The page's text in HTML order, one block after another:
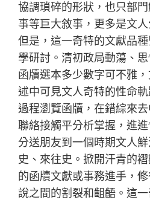
協調瑣碎的形狀，也只部
事等巨大敘事，更多是文
但是，這一奇特的文獻品
學研討。清初政局動蕩、
函牘選本多少數字可不雅
述中可見文人奇特的性命
過程瀏覽函牘，在錯綜來
聯絡接觸平分析掌握，進
分送朋友到一個時期文人
史、來往史。掀開汗青的
的函牘文獻或事務進手，
說之間的割裂和齟齬。這